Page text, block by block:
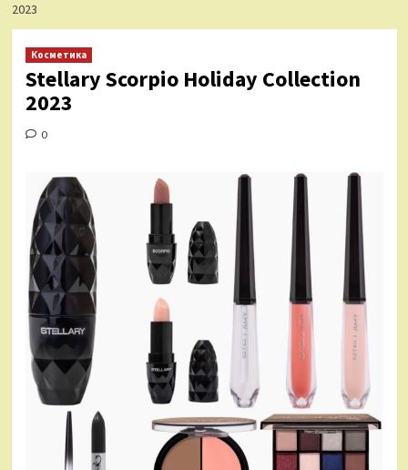
2023
Косметика
Stellary Scorpio Holiday Collection
2023
0